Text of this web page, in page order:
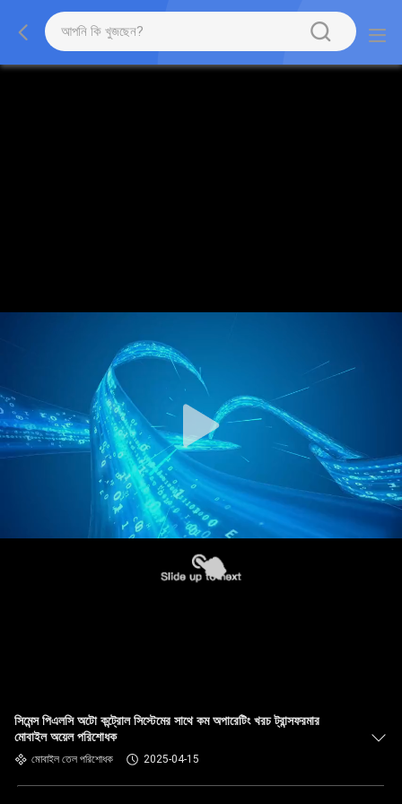
সিমেন্স পিএলসি অটো কন্ট্রোল সিস্টেমের সাথে কম অপারেটিং খরচ ট্রান্সফরমার
মোবাইল অয়েল পরিশোধক
মোবাইল তেল পরিশোধক 2025-04-15